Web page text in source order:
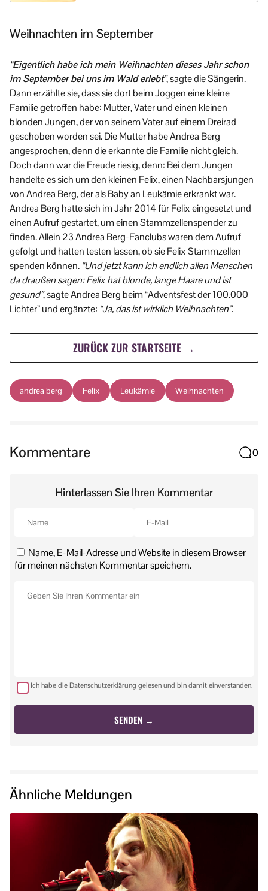
Weihnachten im September
“Eigentlich habe ich mein Weihnachten dieses Jahr schon
im September bei uns im Wald erlebt”, sagte die Sängerin.
Dann erzählte sie, dass sie dort beim Joggen eine kleine
Familie getroffen habe: Mutter, Vater und einen kleinen
blonden Jungen, der von seinem Vater auf einem Dreirad
geschoben worden sei. Die Mutter habe Andrea Berg
angesprochen, denn die erkannte die Familie nicht gleich.
Doch dann war die Freude riesig, denn: Bei dem Jungen
handelte es sich um den kleinen Felix, einen Nachbarsjungen
von Andrea Berg, der als Baby an Leukämie erkrankt war.
Andrea Berg hatte sich im Jahr 2014 für Felix eingesetzt und
einen Aufruf gestartet, um einen Stammzellenspender zu
finden. Allein 23 Andrea Berg-Fanclubs waren dem Aufruf
gefolgt und hatten testen lassen, ob sie Felix Stammzellen
spenden können. “Und jetzt kann ich endlich allen Menschen
da draußen sagen: Felix hat blonde, lange Haare und ist
gesund”, sagte Andrea Berg beim “Adventsfest der 100.000
Lichter” und ergänzte: “Ja, das ist wirklich Weihnachten”.
ZURÜCK ZUR STARTSEITE →
andrea berg Felix Leukämie Weihnachten
Kommentare 0
Hinterlassen Sie Ihren Kommentar
Name, E-Mail-Adresse und Website in diesem Browser
für meinen nächsten Kommentar speichern.
Ich habe die Datenschutzerklärung gelesen und bin damit einverstanden.
Ähnliche Meldungen